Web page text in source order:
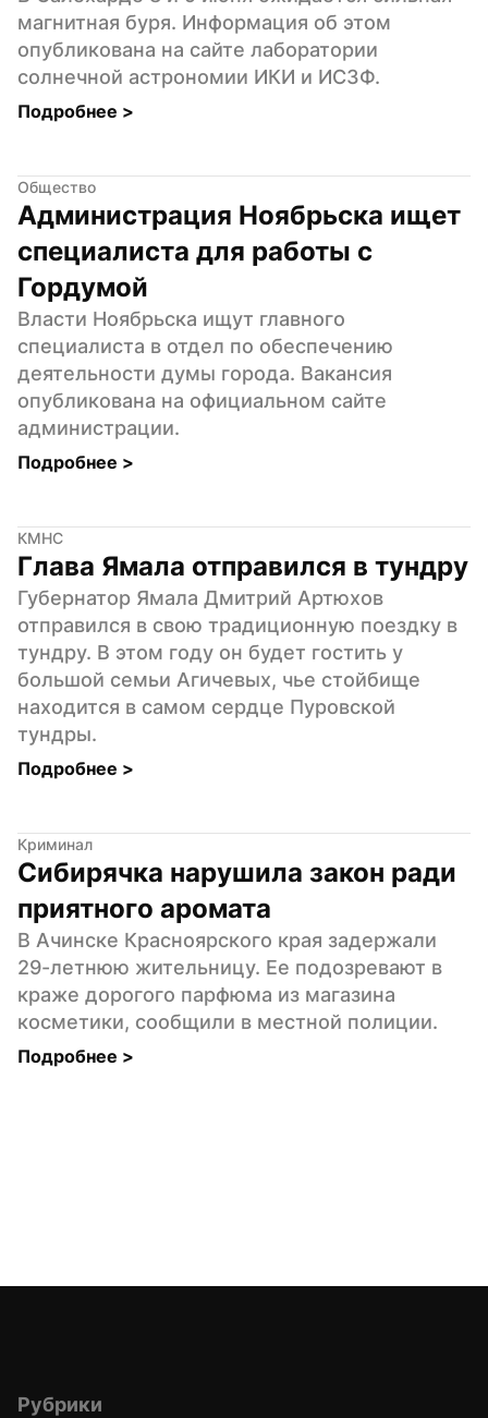
магнитная буря. Информация об этом
опубликована на сайте лаборатории
солнечной астрономии ИКИ и ИСЗФ.
Подробнее >
Общество
Администрация Ноябрьска ищет
специалиста для работы с
Гордумой
Власти Ноябрьска ищут главного
специалиста в отдел по обеспечению
деятельности думы города. Вакансия
опубликована на официальном сайте
администрации.
Подробнее >
КМНС
Глава Ямала отправился в тундру
Губернатор Ямала Дмитрий Артюхов
отправился в свою традиционную поездку в
тундру. В этом году он будет гостить у
большой семьи Агичевых, чье стойбище
находится в самом сердце Пуровской
тундры.
Подробнее >
Криминал
Сибирячка нарушила закон ради
приятного аромата
В Ачинске Красноярского края задержали
29-летнюю жительницу. Ее подозревают в
краже дорогого парфюма из магазина
косметики, сообщили в местной полиции.
Подробнее >
Рубрики